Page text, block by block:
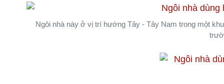
Ngôi nhà này ở vị trí hướng Tây - Tây Nam trong một